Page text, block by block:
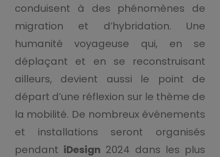
conduisent à des phénomènes de
migration et d’hybridation. Une
humanité voyageuse qui, en se
déplaçant et en se reconstruisant
ailleurs, devient aussi le point de
départ d’une réflexion sur le thème de
la mobilité. De nombreux événements
et installations seront organisés
pendant iDesign 2024 dans les plus